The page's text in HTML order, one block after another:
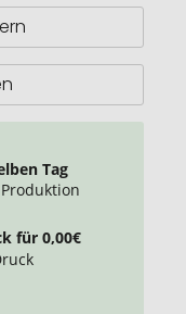
Tag
für 0,00€